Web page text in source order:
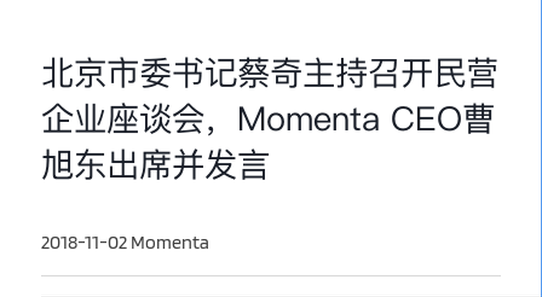
北京市委书记蔡奇主持召开民营
企业座谈会，Momenta CEO曹
旭东出席并发言
2018-11-02 Momenta